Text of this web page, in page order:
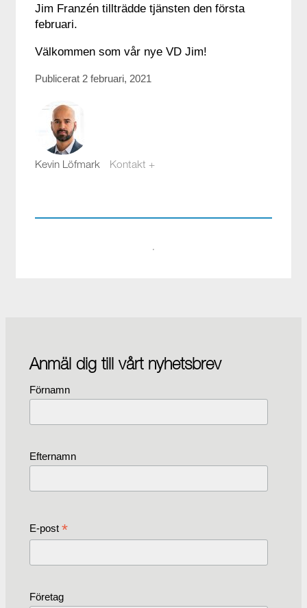
Jim Franzén tillträdde tjänsten den första
februari.
Välkommen som vår nye VD Jim!
Publicerat 2 februari, 2021
Kevin Löfmark Kontakt +
·
Anmäl dig till vårt nyhetsbrev
Förnamn
Efternamn
E-post *
Företag